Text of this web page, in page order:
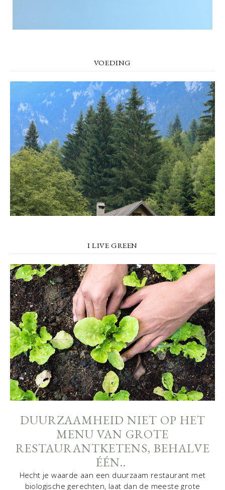
VOEDING
I LIVE GREEN
DUURZAAMHEID NIET OP HET
MENU VAN GROTE
RESTAURANTKETENS, BEHALVE
ÉÉN..
Hecht je waarde aan een duurzaam restaurant met
biologische gerechten, laat dan de meeste grote